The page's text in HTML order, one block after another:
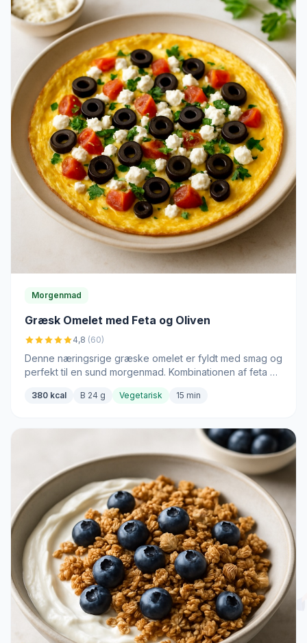
Morgenmad
Græsk Omelet med Feta og Oliven
4,8 (60)
Denne næringsrige græske omelet er fyldt med smag og
perfekt til en sund morgenmad. Kombinationen af feta og
380 kcal B 24 g Vegetarisk 15 min